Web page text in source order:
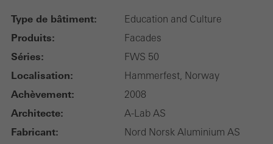
Type de bâtiment: Education and Culture
Produits: Facades
Séries: FWS 50
Localisation: Hammerfest, Norway
Achèvement: 2008
Architecte: A-Lab AS
Fabricant: Nord Norsk Aluminium AS